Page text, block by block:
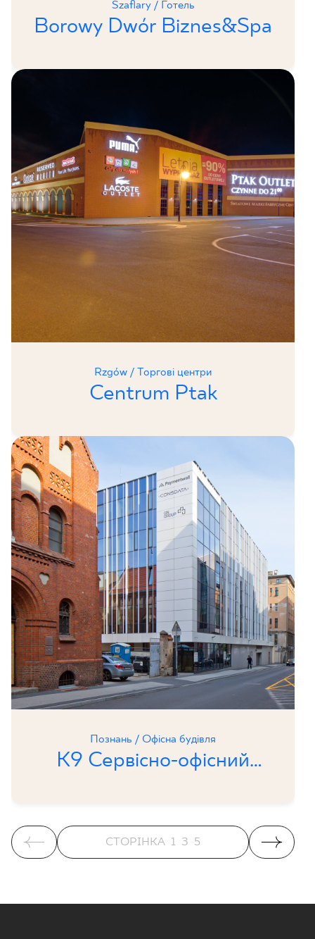
Szaflary / Готель
Borowy Dwór Biznes&Spa
Rzgów / Торгові центри
Centrum Ptak
Познань / Офісна будівля
К9 Сервісно-офісний
1 З 5